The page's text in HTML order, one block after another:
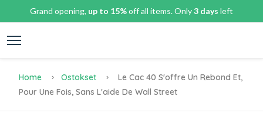
Grand opening, up to 15%off all items. Only3 days left
Home Ostokset
Le Cac 40 S'offre Un Rebond Et,
Pour Une Fois, Sans L'aide De Wall Street